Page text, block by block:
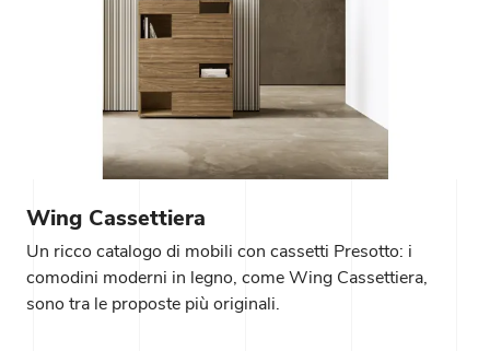
Wing Cassettiera
Un ricco catalogo di mobili con cassetti Presotto: i
comodini moderni in legno, come Wing Cassettiera,
sono tra le proposte più originali.